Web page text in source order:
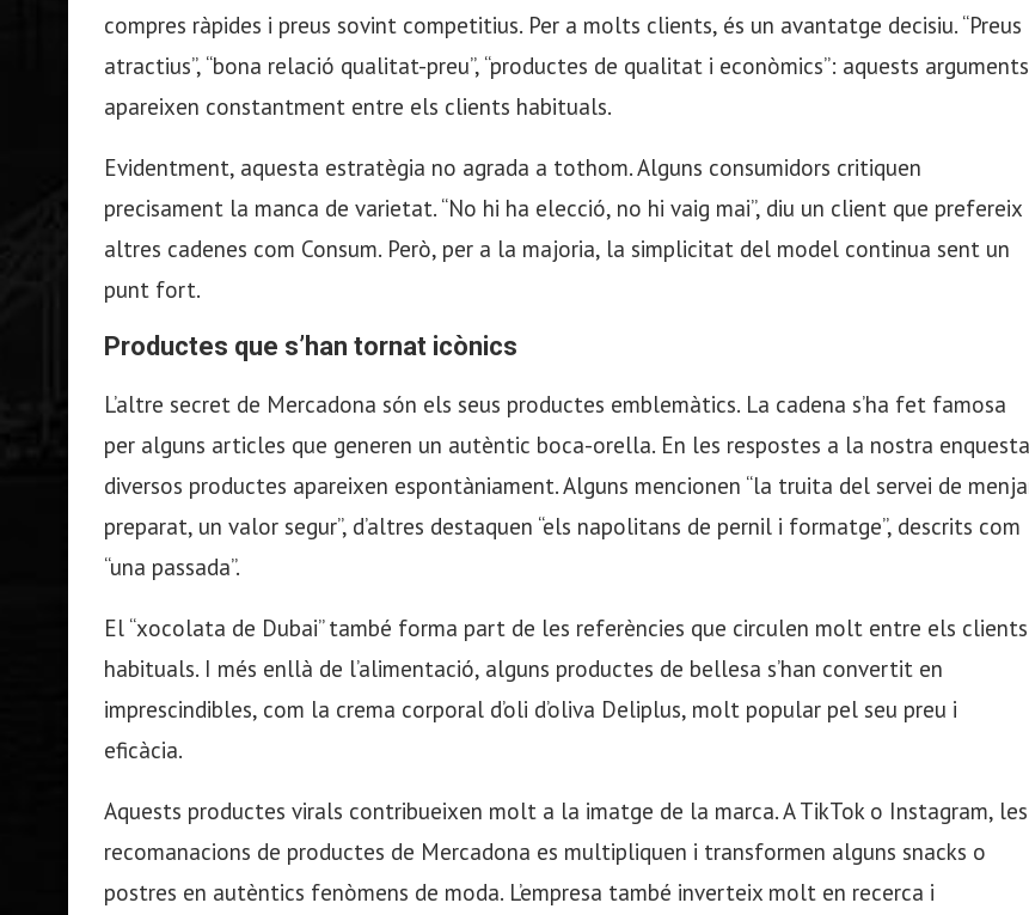
compres ràpides i preus sovint competitius. Per a molts clients, és un avantatge decisiu. “Preus
atractius”, “bona relació qualitat-preu”, “productes de qualitat i econòmics”: aquests arguments
apareixen constantment entre els clients habituals.
Evidentment, aquesta estratègia no agrada a tothom. Alguns consumidors critiquen
precisament la manca de varietat. “No hi ha elecció, no hi vaig mai”, diu un client que prefereix
altres cadenes com Consum. Però, per a la majoria, la simplicitat del model continua sent un
punt fort.
Productes que s’han tornat icònics
L’altre secret de Mercadona són els seus productes emblemàtics. La cadena s’ha fet famosa
per alguns articles que generen un autèntic boca-orella. En les respostes a la nostra
diversos productes apareixen espontàniament. Alguns mencionen “la truita del servei de
preparat, un valor segur”, d’altres destaquen “els napolitans de pernil i formatge”, descrits com
“una passada”.
El “xocolata de Dubai” també forma part de les referències que circulen molt entre els clients
habituals. I més enllà de l’alimentació, alguns productes de bellesa s’han convertit en
imprescindibles, com la crema corporal d’oli d’oliva Deliplus, molt popular pel seu preu i
eficàcia.
Aquests productes virals contribueixen molt a la imatge de la marca. A TikTok o Instagram, les
recomanacions de productes de Mercadona es multipliquen i transformen alguns snacks o
postres en autèntics fenòmens de moda. L’empresa també inverteix molt en recerca i